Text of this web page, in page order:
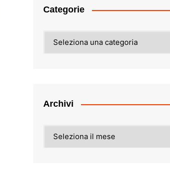
Categorie
Archivi